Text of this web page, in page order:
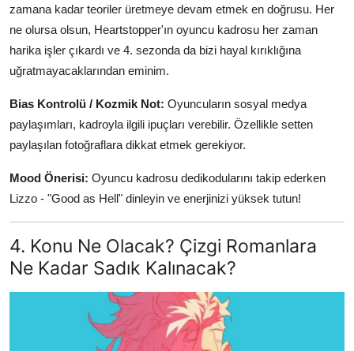
zamana kadar teoriler üretmeye devam etmek en doğrusu. Her
ne olursa olsun, Heartstopper'ın oyuncu kadrosu her zaman
harika işler çıkardı ve 4. sezonda da bizi hayal kırıklığına
uğratmayacaklarından eminim.
Bias Kontrolü / Kozmik Not: Oyuncuların sosyal medya
paylaşımları, kadroyla ilgili ipuçları verebilir. Özellikle setten
paylaşılan fotoğraflara dikkat etmek gerekiyor.
Mood Önerisi: Oyuncu kadrosu dedikodularını takip ederken
Lizzo - "Good as Hell" dinleyin ve enerjinizi yüksek tutun!
4. Konu Ne Olacak? Çizgi Romanlara
Ne Kadar Sadık Kalınacak?